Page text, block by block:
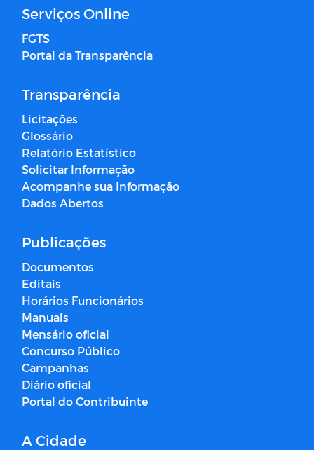
Serviços Online
FGTS
Portal da Transparência
Transparência
Licitações
Glossário
Relatório Estatístico
Solicitar Informação
Acompanhe sua Informação
Dados Abertos
Publicações
Documentos
Editais
Horários Funcionários
Manuais
Mensário oficial
Concurso Público
Campanhas
Diário oficial
Portal do Contribuinte
A Cidade